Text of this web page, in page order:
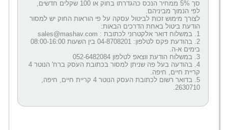
סך 5% ממחיר הנכס כהגדרתו בחוק או 100 שקלים חדשים,
לפי הנמוך מביניהם.
לצורך מימוש זכות לביטול עסקה על פי הוראות החוק יש למסור
הודעת ביטול באחת הדרכים הבאות:
1. במשלוח דואר אלקטרוני לכתובת : sales@mashav.com
2. בהודעת פקס לטלפון: 04-8708201 בין השעות 08:00-16:00
בימים א-ה.
3. במשלוח הודעת ווצאפ לטלפון 052-6482084
4. בהודעה בעל פה שניתן למסור בכתובת העסק ברח' הנוטר 4
קריית חיים, חיפה.
5. בדואר רשום לכתובת העסק הנוטר 4 קריית חיים, חיפה,
2630710.